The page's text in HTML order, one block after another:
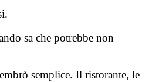
sa che potrebbe non
semplice. Il ristorante, le